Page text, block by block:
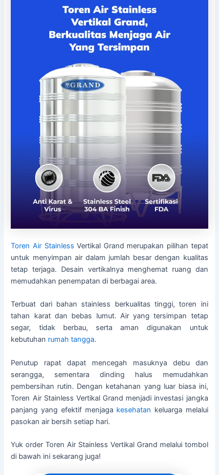
Toren Air Stainless Vertikal Grand merupakan pilihan tepat
untuk menyimpan air dalam jumlah besar dengan kualitas
tetap terjaga. Desain vertikalnya menghemat ruang dan
memudahkan penempatan di berbagai area.
Terbuat dari bahan stainless berkualitas tinggi, toren ini
tahan karat dan bebas lumut. Air yang tersimpan tetap
segar, tidak berbau, serta aman digunakan untuk
kebutuhan rumah tangga.
Penutup rapat dapat mencegah masuknya debu dan
serangga, sementara dinding halus memudahkan
pembersihan rutin. Dengan ketahanan yang luar biasa ini,
Toren Air Stainless Vertikal Grand menjadi investasi jangka
panjang yang efektif menjaga kesehatan keluarga melalui
pasokan air bersih setiap hari.
Yuk order Toren Air Stainless Vertikal Grand melalui tombol
di bawah ini sekarang juga!